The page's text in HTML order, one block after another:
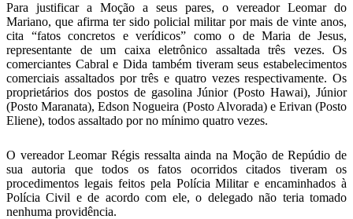
Para justificar a Moção a seus pares, o vereador Leomar do
Mariano, que afirma ter sido policial militar por mais de vinte anos,
cita “fatos concretos e verídicos” como o de Maria de Jesus,
representante de um caixa eletrônico assaltada três vezes. Os
comerciantes Cabral e Dida também tiveram seus estabelecimentos
comerciais assaltados por três e quatro vezes respectivamente. Os
proprietários dos postos de gasolina Júnior (Posto Hawai), Júnior
(Posto Maranata), Edson Nogueira (Posto Alvorada) e Erivan (Posto
Eliene), todos assaltado por no mínimo quatro vezes.
O vereador Leomar Régis ressalta ainda na Moção de Repúdio de
sua autoria que todos os fatos ocorridos citados tiveram os
procedimentos legais feitos pela Polícia Militar e encaminhados à
Polícia Civil e de acordo com ele, o delegado não teria tomado
nenhuma providência.